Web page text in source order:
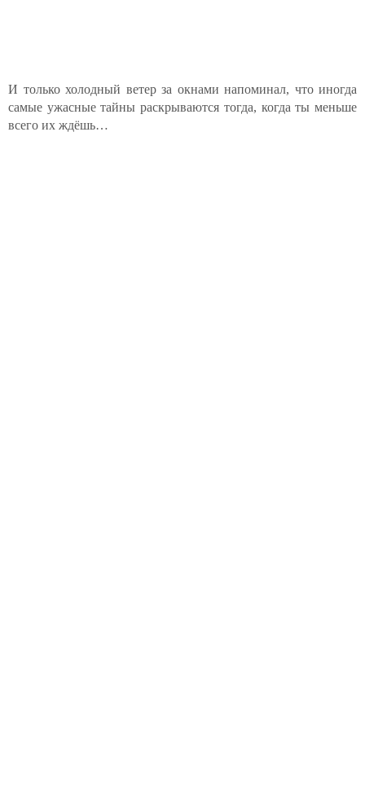
И только холодный ветер за окнами напоминал, что иногда
самые ужасные тайны раскрываются тогда, когда ты меньше
всего их ждёшь…